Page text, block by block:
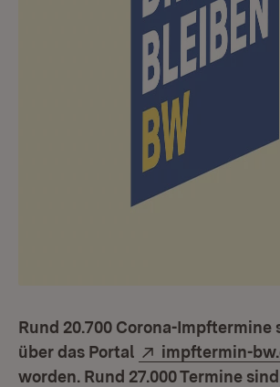
Rund 20.700 Corona-Impftermine
über das Portal
Extern:
impftermin-
worden. Rund 27.000 Termine